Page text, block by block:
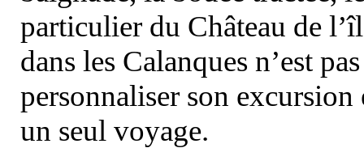
particulier du Château de
dans les Calanques n’est
personnaliser son
un seul voyage.